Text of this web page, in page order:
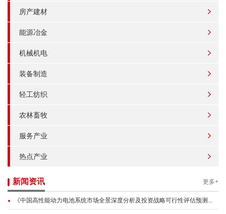
房产建材
能源冶金
机械机电
装备制造
轻工纺织
农林畜牧
服务产业
热点产业
新闻资讯 更多+
《中国高性能动力电池系统市场全景深度分析及投资战略可行性评估预测...